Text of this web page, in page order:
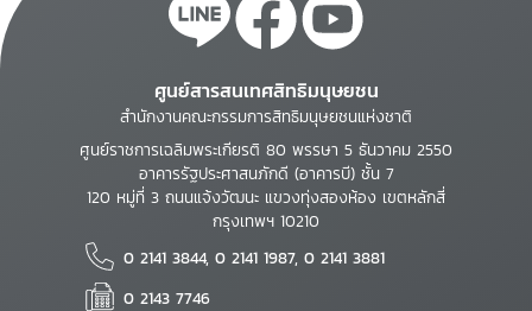
ศูนย์สารสนเทศสิทธิมนุษยชน
สำนักงานคณะกรรมการสิทธิมนุษยชนแห่งชาติ
ศูนย์ราชการเฉลิมพระเกียรติ 80 พรรษา 5 ธันวาคม 2550
อาคารรัฐประศาสนภักดี (อาคารบี) ชั้น 7
120 หมู่ที่ 3 ถนนแจ้งวัฒนะ แขวงทุ่งสองห้อง เขตหลักสี่
กรุงเทพฯ 10210
0 2141 3844, 0 2141 1987, 0 2141 3881
0 2143 7746